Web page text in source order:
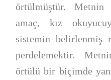
örtülmüştür. Metnin
amaç, kız
sistemin belirlenmiş
perdelemektir.
örtülü bir biçimde